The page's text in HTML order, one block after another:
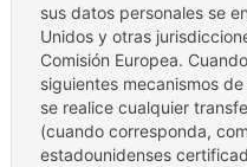
sus datos personales se
Unidos y otras
Comisión Europea.
siguientes mecanismos
se realice cualquier
(cuando corresponda,
estadounidenses